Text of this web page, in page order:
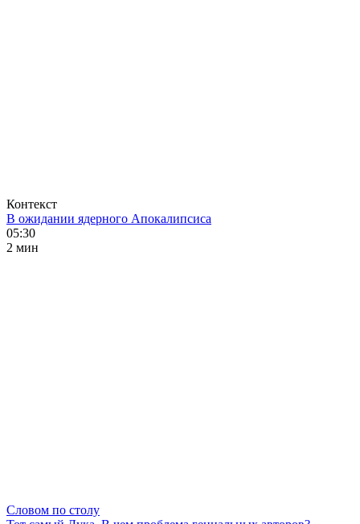
Контекст
В ожидании ядерного Апокалипсиса
05:30
2 мин
Словом по столу